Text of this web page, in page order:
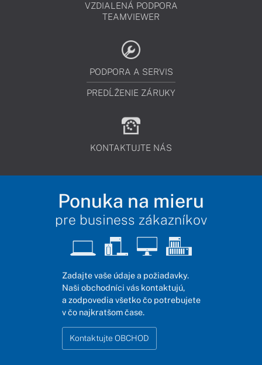
VZDIALENÁ PODPORA
TEAMVIEWER
PODPORA A SERVIS
PREDĹŽENIE ZÁRUKY
KONTAKTUJTE NÁS
Ponuka na mieru
pre business zákazníkov
Zadajte vaše údaje a požiadavky.
Naši obchodníci vás kontaktujú,
a zodpovedia všetko čo potrebujete
v čo najkratšom čase.
Kontaktujte OBCHOD